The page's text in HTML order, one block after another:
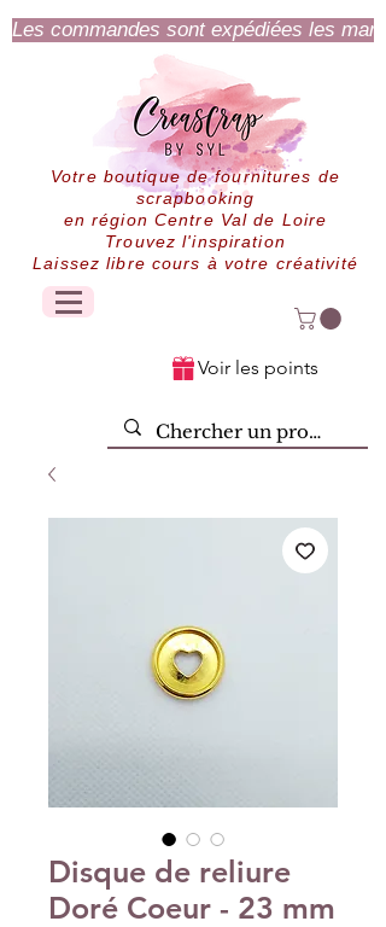
Les commandes sont expédiées les
Votre boutique de fournitures de
scrapbooking
en région Centre Val de Loire
Trouvez l'inspiration
Laissez libre cours à votre créativité
Voir les points
Disque de reliure
Doré Coeur - 23 mm